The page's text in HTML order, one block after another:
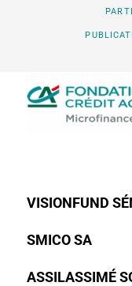
VISIONFUND
SMICO SA
ASSILASSIMÉ